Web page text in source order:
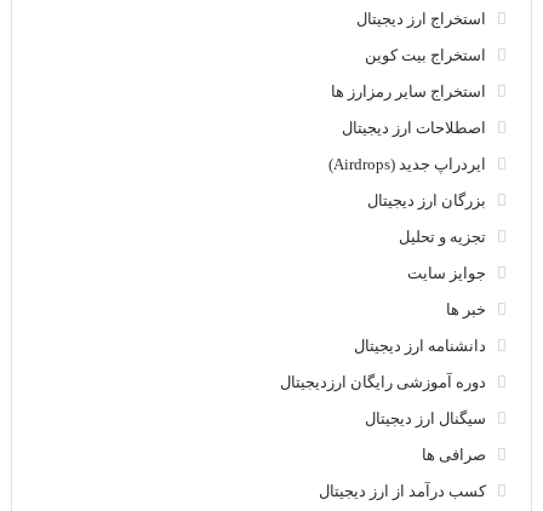
استخراج ارز دیجیتال
استخراج بیت کوین
استخراج سایر رمزارز ها
اصطلاحات ارز دیجیتال
ایردراپ جدید (Airdrops)
بزرگان ارز دیجیتال
تجزیه و تحلیل
جوایز سایت
خبر ها
دانشنامه ارز دیجیتال
دوره آموزشی رایگان ارزدیجیتال
سیگنال ارز دیجیتال
صرافی ها
کسب درآمد از ارز دیجیتال